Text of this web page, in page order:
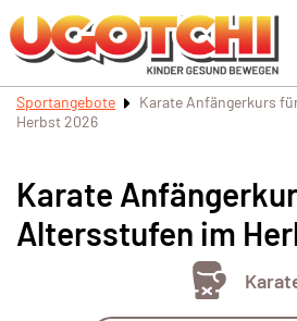
Sportangebote
Karate Anfängerkurs
Herbst 2026
Karate
Altersstufen im